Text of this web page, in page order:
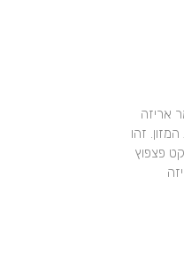
אריזה
זהו
פצפוץ